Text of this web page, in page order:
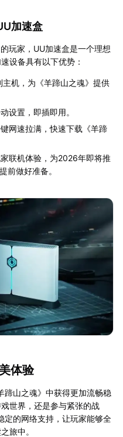
加速盒
玩家，UU加速盒是一个理想
设备具有以下优势：
主机，为《羊蹄山之魂》提供
设置，即插即用。
网速拉满，快速下载《羊蹄
联机体验，为2026年即将推
前做好准备。
体验
蹄山之魂》中获得更加流畅稳
世界，还是参与紧张的战
定的网络支持，让玩家能够全
旅中。